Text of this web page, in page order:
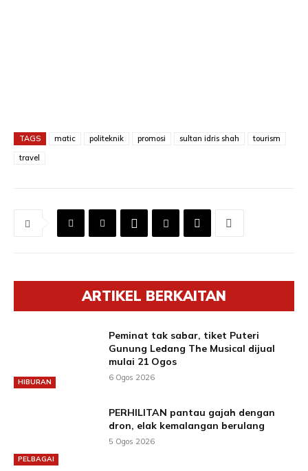
TAGS matic politeknik promosi sultan idris shah
tourism
travel
ARTIKEL BERKAITAN
HIBURAN
Peminat tak sabar, tiket Puteri
Gunung Ledang The Musical dijual
mulai 21 Ogos
6 Ogos 2026
PELBAGAI
PERHILITAN pantau gajah dengan
dron, elak kemalangan berulang
5 Ogos 2026